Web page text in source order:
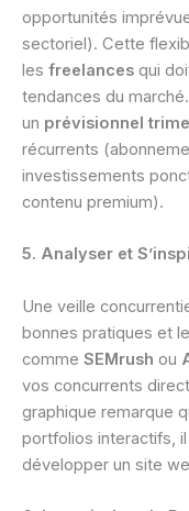
opportunités
sectoriel). Cette
les freelances qui
tendances du
un prévisionnel
récurrents
investissements
contenu premium).
5. Analyser et
Une veille
bonnes pratiques et
comme SEMrush ou
vos concurrents
graphique remarque
portfolios interactifs,
développer un site